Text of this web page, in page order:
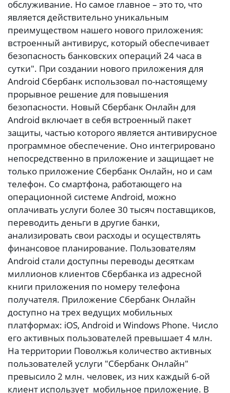
обслуживание. Но самое главное – это то, что
является действительно уникальным
преимуществом нашего нового приложения:
встроенный антивирус, который обеспечивает
безопасность банковских операций 24 часа в
сутки". При создании нового приложения для
Android Сбербанк использовал по-настоящему
прорывное решение для повышения
безопасности. Новый Сбербанк Онлайн для
Android включает в себя встроенный пакет
защиты, частью которого является антивирусное
программное обеспечение. Оно интегрировано
непосредственно в приложение и защищает не
только приложение Сбербанк Онлайн, но и сам
телефон. Со смартфона, работающего на
операционной системе Android, можно
оплачивать услуги более 30 тысяч поставщиков,
переводить деньги в другие банки,
анализировать свои расходы и осуществлять
финансовое планирование. Пользователям
Android стали доступны переводы десяткам
миллионов клиентов Сбербанка из адресной
книги приложения по номеру телефона
получателя. Приложение Сбербанк Онлайн
доступно на трех ведущих мобильных
платформах: iOS, Android и Windows Phone. Число
его активных пользователей превышает 4 млн.
На территории Поволжья количество активных
пользователей услуги "Сбербанк Онлайн"
превысило 2 млн. человек, из них каждый 6-ой
клиент использует мобильное приложение. В